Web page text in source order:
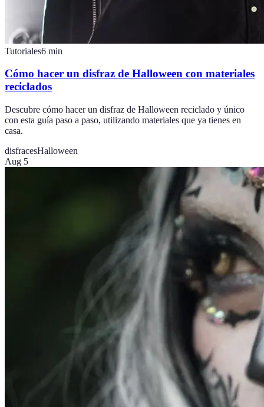
Tutoriales6 min
Cómo hacer un disfraz de Halloween con materiales
reciclados
Descubre cómo hacer un disfraz de Halloween reciclado y único
con esta guía paso a paso, utilizando materiales que ya tienes en
casa.
disfracesHalloween
Aug 5